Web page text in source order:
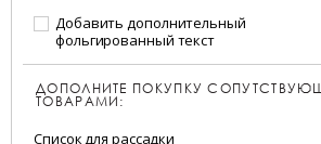
Добавить дополнительный
фольгированный текст
ДОПОЛНИТЕ ПОКУПКУ
ТОВАРАМИ:
Список для рассадки